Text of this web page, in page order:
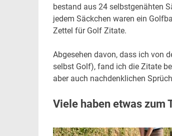
bestand aus 24 selbstgenähten
jedem Säckchen waren ein
Zettel für Golf Zitate.
Abgesehen davon, dass ich von
selbst Golf), fand ich die Zitate
aber auch nachdenklichen
Viele haben etwas zum